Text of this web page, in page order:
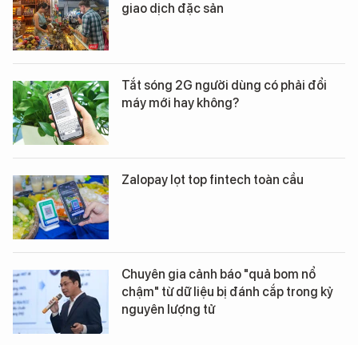
giao dịch đặc sản
Tắt sóng 2G người dùng có phải đổi
máy mới hay không?
Zalopay lọt top fintech toàn cầu
Chuyên gia cảnh báo "quả bom nổ
chậm" từ dữ liệu bị đánh cắp trong kỷ
nguyên lượng tử